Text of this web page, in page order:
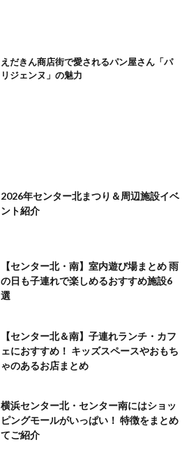
えだきん商店街で愛されるパン屋さん「パ
リジェンヌ」の魅力
2026年センター北まつり＆周辺施設イベ
ント紹介
【センター北・南】室内遊び場まとめ 雨
の日も子連れで楽しめるおすすめ施設6
選
【センター北＆南】子連れランチ・カフ
ェにおすすめ！ キッズスペースやおもち
ゃのあるお店まとめ
横浜センター北・センター南にはショッ
ピングモールがいっぱい！ 特徴をまとめ
てご紹介